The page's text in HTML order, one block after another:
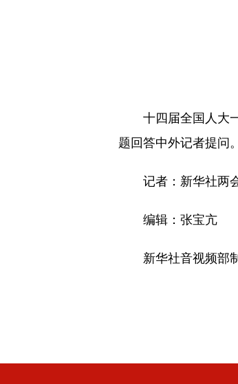
十四届全国人大一
题回答中外记者提问
记者：新华社两会
编辑：张宝亢
新华社音视频部